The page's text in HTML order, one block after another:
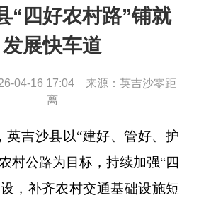
“四好农村路”铺就
发展快车道
04-16 17:04 来源：英吉沙零距
离
英吉沙县以“建好、管好、护
村公路为目标，持续加强“四
，补齐农村交通基础设施短